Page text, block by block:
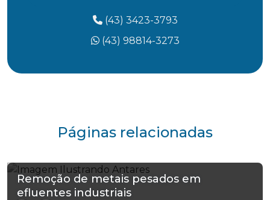
(43) 3423-3793
(43) 98814-3273
Páginas relacionadas
Remoção de metais pesados em
efluentes industriais